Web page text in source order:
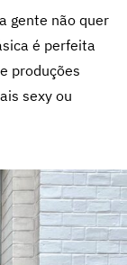
gente não quer
é perfeita
produções
sexy ou